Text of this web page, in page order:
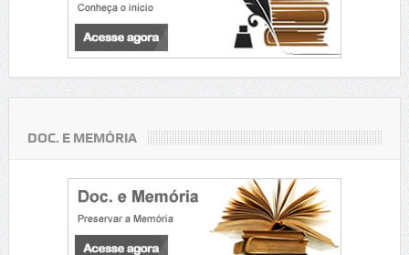
DOC. E MEMÓRIA